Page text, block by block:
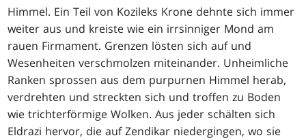
Himmel. Ein Teil von Kozileks Krone dehnte sich immer
weiter aus und kreiste wie ein irrsinniger Mond am
rauen Firmament. Grenzen lösten sich auf und
Wesenheiten verschmolzen miteinander. Unheimliche
Ranken sprossen aus dem purpurnen Himmel herab,
verdrehten und streckten sich und troffen zu Boden
wie trichterförmige Wolken. Aus jeder schälten sich
Eldrazi hervor, die auf Zendikar niedergingen, wo sie